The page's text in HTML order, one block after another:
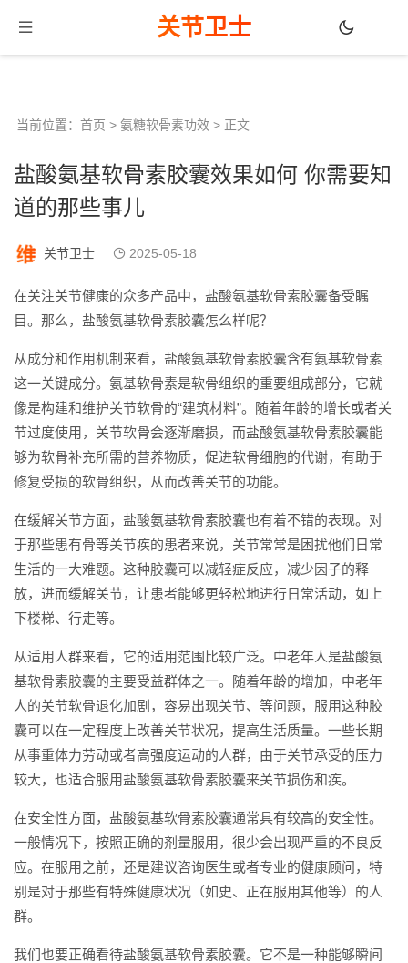
关节卫士
当前位置： 首页 > 氨糖软骨素功效 > 正文
盐酸氨基软骨素胶囊效果如何 你需要知
道的那些事儿
关节卫士 2025-05-18
在关注关节健康的众多产品中，盐酸氨基软骨素胶囊备受瞩
目。那么，盐酸氨基软骨素胶囊怎么样呢？
从成分和作用机制来看，盐酸氨基软骨素胶囊含有氨基软骨素
这一关键成分。氨基软骨素是软骨组织的重要组成部分，它就
像是构建和维护关节软骨的“建筑材料”。随着年龄的增长或者关
节过度使用，关节软骨会逐渐磨损，而盐酸氨基软骨素胶囊能
够为软骨补充所需的营养物质，促进软骨细胞的代谢，有助于
修复受损的软骨组织，从而改善关节的功能。
在缓解关节方面，盐酸氨基软骨素胶囊也有着不错的表现。对
于那些患有骨等关节疾的患者来说，关节常常是困扰他们日常
生活的一大难题。这种胶囊可以减轻症反应，减少因子的释
放，进而缓解关节，让患者能够更轻松地进行日常活动，如上
下楼梯、行走等。
从适用人群来看，它的适用范围比较广泛。中老年人是盐酸氨
基软骨素胶囊的主要受益群体之一。随着年龄的增加，中老年
人的关节软骨退化加剧，容易出现关节、等问题，服用这种胶
囊可以在一定程度上改善关节状况，提高生活质量。一些长期
从事重体力劳动或者高强度运动的人群，由于关节承受的压力
较大，也适合服用盐酸氨基软骨素胶囊来关节损伤和疾。
在安全性方面，盐酸氨基软骨素胶囊通常具有较高的安全性。
一般情况下，按照正确的剂量服用，很少会出现严重的不良反
应。在服用之前，还是建议咨询医生或者专业的健康顾问，特
别是对于那些有特殊健康状况（如史、正在服用其他等）的人
群。
我们也要正确看待盐酸氨基软骨素胶囊。它不是一种能够瞬间